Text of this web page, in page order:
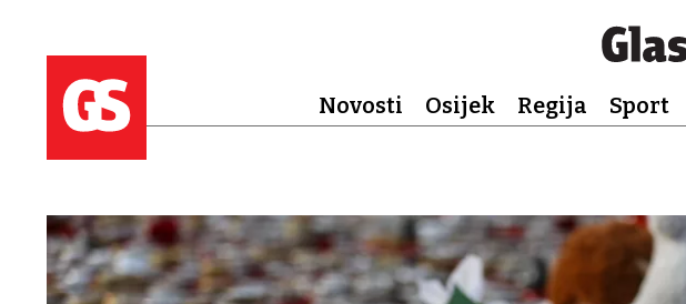
Novosti Osijek Regija Sport